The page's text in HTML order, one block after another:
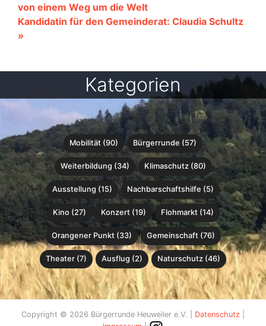
von einem Weg um die Welt
Kandidatin für den Gemeinderat: Claudia Schultz
»
Kategorien
Mobilität (90) Bürgerrunde (57)
Weiterbildung (34) Klimaschutz (80)
Ausstellung (15) Nachbarschaftshilfe (5)
Kino (27) Konzert (19) Flohmarkt (14)
Orangener Punkt (33) Gemeinschaft (76)
Theater (7) Ausflug (2) Naturschutz (46)
Copyright © 2026 Bürgerrunde Heuweiler e.V. | Datenschutz